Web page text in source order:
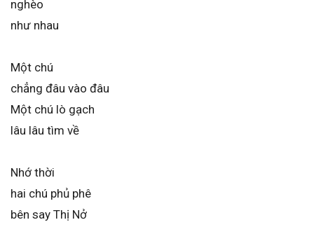
nghèo
như nhau
Một chú
chẳng đâu vào đâu
Một chú lò gạch
lâu lâu tìm về
Nhớ thời
hai chú phủ phê
bên say Thị Nở